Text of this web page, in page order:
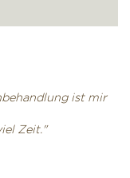
ist mir
Zeit."